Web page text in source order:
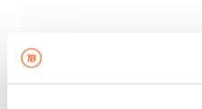
Cote de sécurité :
1- Excellente